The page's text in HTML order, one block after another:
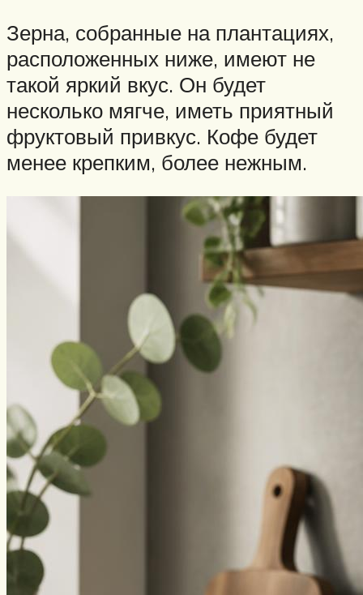
Зерна, собранные на плантациях,
расположенных ниже, имеют не
такой яркий вкус. Он будет
несколько мягче, иметь приятный
фруктовый привкус. Кофе будет
менее крепким, более нежным.